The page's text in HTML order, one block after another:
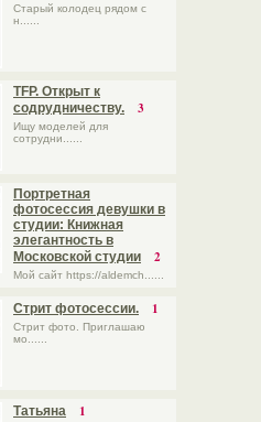
Старый колодец рядом с
н......
TFP. Открыт к
содрудничеству.
3
Ищу моделей для
сотрудни......
Портретная
фотосессия девушки в
студии: Книжная
элегантность в
Московской студии
2
Мой сайт https://aldemch......
Стрит фотосессии. 1
Стрит фото. Приглашаю
мо......
Татьяна 1